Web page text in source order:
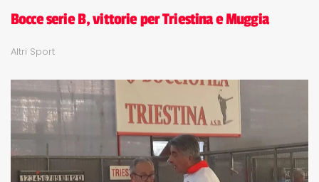
Bocce serie B, vittorie per Triestina e Muggia
Altri Sport